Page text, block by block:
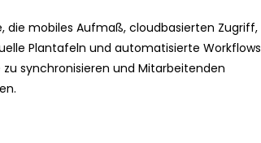
die mobiles Aufmaß, cloudbasierten Zugriff,
Plantafeln und automatisierte Workflows
synchronisieren und Mitarbeitenden